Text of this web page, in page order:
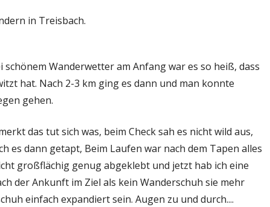
in Treisbach.
Wanderwetter am Anfang war es so heiß, dass
hat. Nach 2-3 km ging es dann und man konnte
gehen.
das tut sich was, beim Check sah es nicht wild aus,
es dann getapt, Beim Laufen war nach dem Tapen alles
großflächig genug abgeklebt und jetzt hab ich eine
der Ankunft im Ziel als kein Wanderschuh sie mehr
einfach expandiert sein. Augen zu und durch....